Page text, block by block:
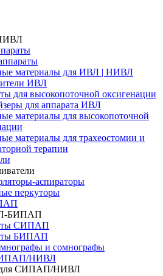
материалы для ИВЛ | НИВЛ
ИВЛ
для высокопоточной оксигенации
для аппарата ИВЛ
материалы для высокопоточной
материалы для трахеостомии и
терапии
аспираторы
перкуторы
БИПАП
СИПАП
БИПАП
и сомнографы
НИВЛ
СИПАП/НИВЛ